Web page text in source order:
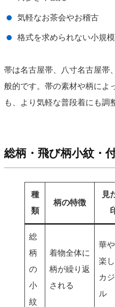
気軽なお茶会やお稽古
格式を求められない小規
帯は名古屋帯、八寸名古屋帯
般的です。帯の素材や柄によ
も、より気軽な普段着にも調
総柄・飛び柄小紋・
種
類
柄の特徴
見
総
柄
の
小
紋
着物全体に
柄が繰り返
される
華や
楽し
カ
ル